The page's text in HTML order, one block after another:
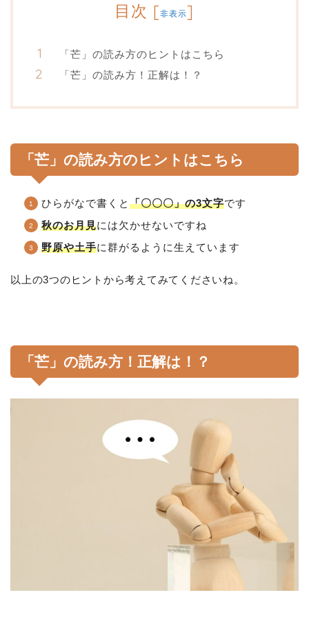
目次 [非表示]
「芒」の読み方のヒントはこちら
「芒」の読み方！正解は！？
「芒」の読み方のヒントはこちら
ひらがなで書くと 「〇〇〇」の3文字です
秋のお月見には欠かせないですね
野原や土手に群がるように生えています
以上の3つのヒントから考えてみてくださいね。
「芒」の読み方！正解は！？